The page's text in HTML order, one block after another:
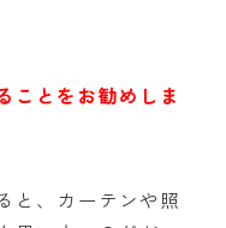
ことをお勧めしま
と、カーテンや照